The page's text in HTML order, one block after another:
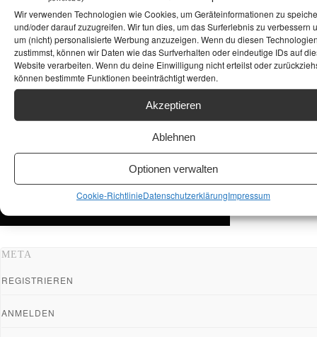
Wir verwenden Technologien wie Cookies, um Geräteinformationen zu
und/oder darauf zuzugreifen. Wir tun dies, um das Surferlebnis zu verbessern
um (nicht) personalisierte Werbung anzuzeigen. Wenn du diesen
zustimmst, können wir Daten wie das Surfverhalten oder eindeutige IDs auf
Website verarbeiten. Wenn du deine Einwilligung nicht erteilst oder
können bestimmte Funktionen beeinträchtigt werden.
Akzeptieren
Ablehnen
Optionen verwalten
Cookie-RichtlinieDatenschutzerklärungImpressum
META
REGISTRIEREN
ANMELDEN